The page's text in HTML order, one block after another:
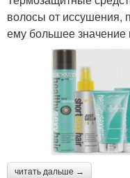
волосы от иссушения,
ему большее
читать дальше →